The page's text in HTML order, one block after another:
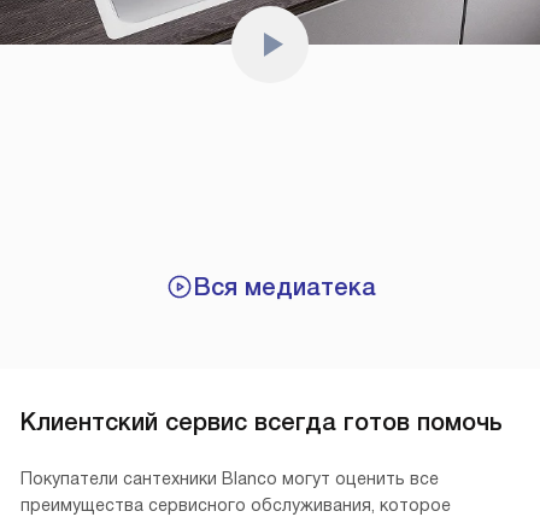
Вся медиатека
Клиентский сервис всегда готов помочь
Покупатели сантехники Blanco могут оценить все
преимущества сервисного обслуживания, которое